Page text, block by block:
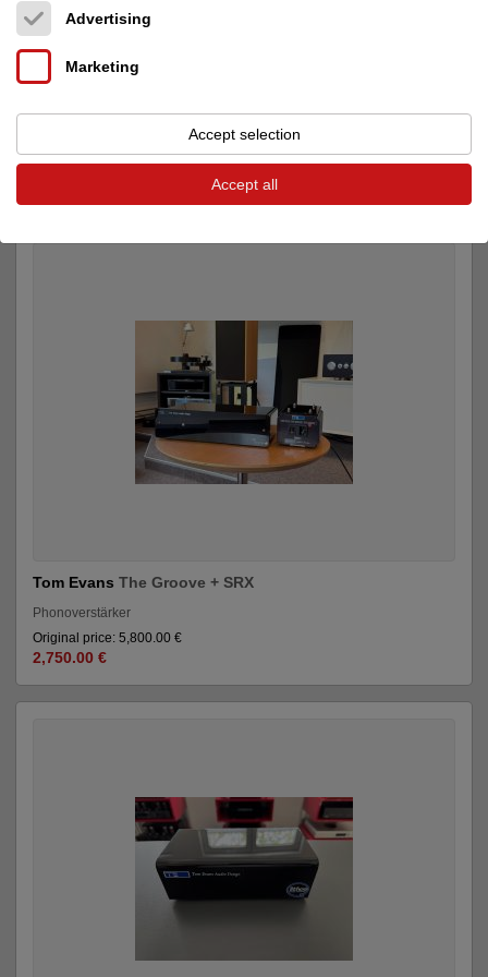
Previous post
Adverts from HiFi - Studio Wittmann on audio-
Tom Evans The Groove + SRX
Phonoverstärker
Original price: 5,800.00 €
2,750.00 €
Advertising
Marketing
Accept selection
Accept all